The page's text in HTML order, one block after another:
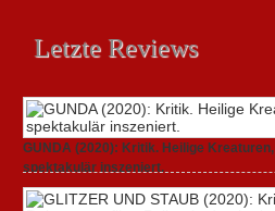
Letzte Reviews
GUNDA (2020): Kritik. Heilige Kreaturen,
spektakulär inszeniert.